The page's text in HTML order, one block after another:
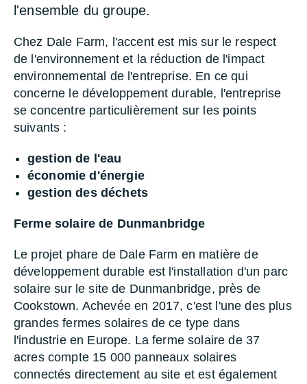
l'ensemble du groupe.
Chez Dale Farm, l'accent est mis sur le respect
de l'environnement et la réduction de l'impact
environnemental de l'entreprise. En ce qui
concerne le développement durable, l'entreprise
se concentre particulièrement sur les points
suivants :
gestion de l'eau
économie d'énergie
gestion des déchets
Ferme solaire de Dunmanbridge
Le projet phare de Dale Farm en matière de
développement durable est l'installation d'un parc
solaire sur le site de Dunmanbridge, près de
Cookstown. Achevée en 2017, c'est l'une des plus
grandes fermes solaires de ce type dans
l'industrie en Europe. La ferme solaire de 37
acres compte 15 000 panneaux solaires
connectés directement au site et est également